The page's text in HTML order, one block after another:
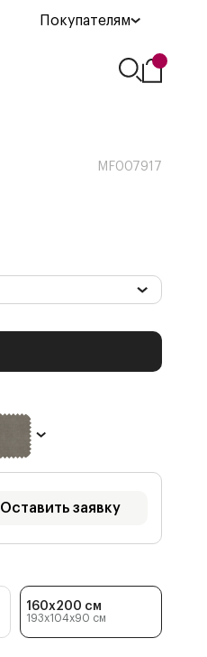
Покупателям
MF007917
Оставить заявку
160x200 см
193x104x90 см